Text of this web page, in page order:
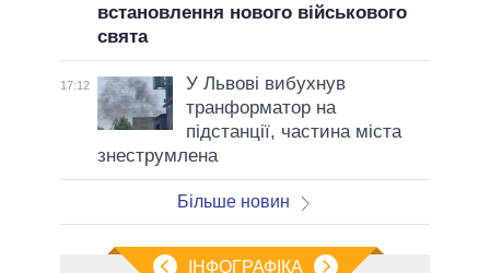
встановлення нового військового
свята
17:12
У Львові вибухнув
транформатор на
підстанції, частина міста
знеструмлена
Більше новин
ІНФОГРАФІКА